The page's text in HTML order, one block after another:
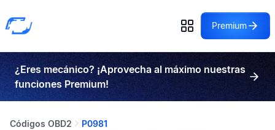
Premium
¿Eres mecánico? ¡Aprovecha al máximo nuestras
funciones Premium!
Códigos OBD2 P0981